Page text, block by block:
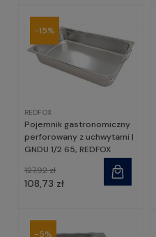
REDFOX
Pojemnik gastronomiczny
perforowany z uchwytami |
GNDU 1/2 65, REDFOX
108,73 zł
127,92 zł
-15%
-5%